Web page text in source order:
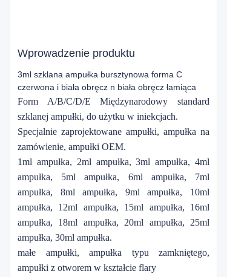
Wprowadzenie produktu
3ml szklana ampułka bursztynowa forma C
czerwona i biała obręcz n biała obręcz łamiąca
Form A/B/C/D/E Międzynarodowy standard
szklanej ampułki, do użytku w iniekcjach.
Specjalnie zaprojektowane ampułki, ampułka na
zamówienie, ampułki OEM.
1ml ampułka, 2ml ampułka, 3ml ampułka, 4ml
ampułka, 5ml ampułka, 6ml ampułka, 7ml
ampułka, 8ml ampułka, 9ml ampułka, 10ml
ampułka, 12ml ampułka, 15ml ampułka, 16ml
ampułka, 18ml ampułka, 20ml ampułka, 25ml
ampułka, 30ml ampułka.
małe ampułki, ampułka typu zamkniętego,
ampułki z otworem w kształcie flary